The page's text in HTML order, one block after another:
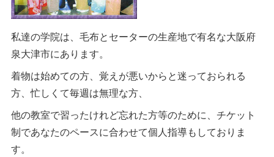
私達の学院は、毛布とセーターの生産地で有名な大阪府
泉大津市にあります。
着物は始めての方、覚えが悪いからと迷っておられる
方、忙しくて毎週は無理な方、
他の教室で習ったけれど忘れた方等のために、チケット
制であなたのペースに合わせて個人指導もしておりま
す。